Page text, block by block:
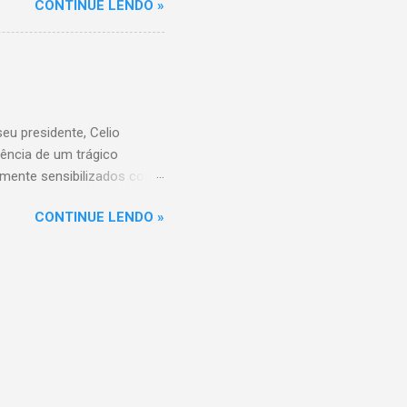
Com a aquisição,
BH, acompanhando o
CONTINUE LENDO »
presidente, Celio
de um trágico
sensibilizados com
dedicação e espírito
CONTINUE LENDO »